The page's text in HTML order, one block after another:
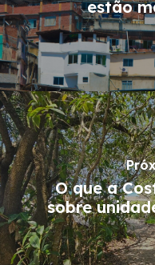
estão
O que a
sobre